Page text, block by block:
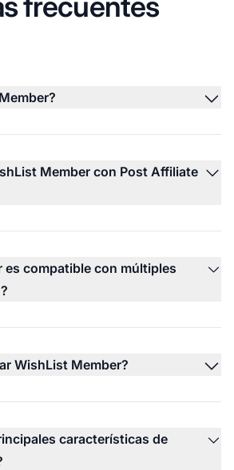
Member con Post Affiliate
es compatible con múltiples
WishList Member?
características de